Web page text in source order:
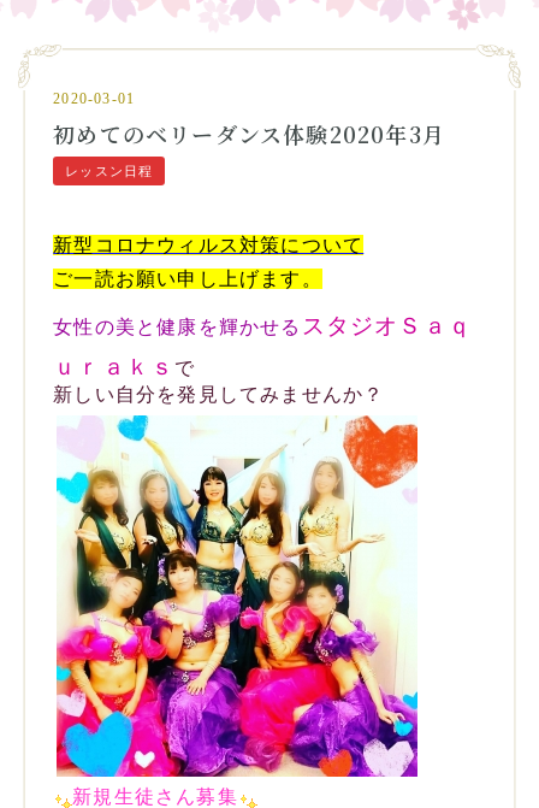
2020-03-01
初めてのベリーダンス体験2020年3月
レッスン日程
新型コロナウィルス対策について
ご一読お願い申し上げます。
女性の美と健康を輝かせる スタジオ Ｓａｑ
ｕｒａｋｓ で
新しい自分を発見してみませんか？
新規生徒さん募集